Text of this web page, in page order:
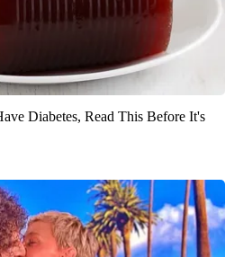
Diabetes, Read This Before It's